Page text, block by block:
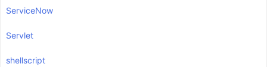
ServiceNow
Servlet
shellscript